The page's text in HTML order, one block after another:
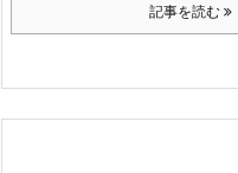
記事を読む